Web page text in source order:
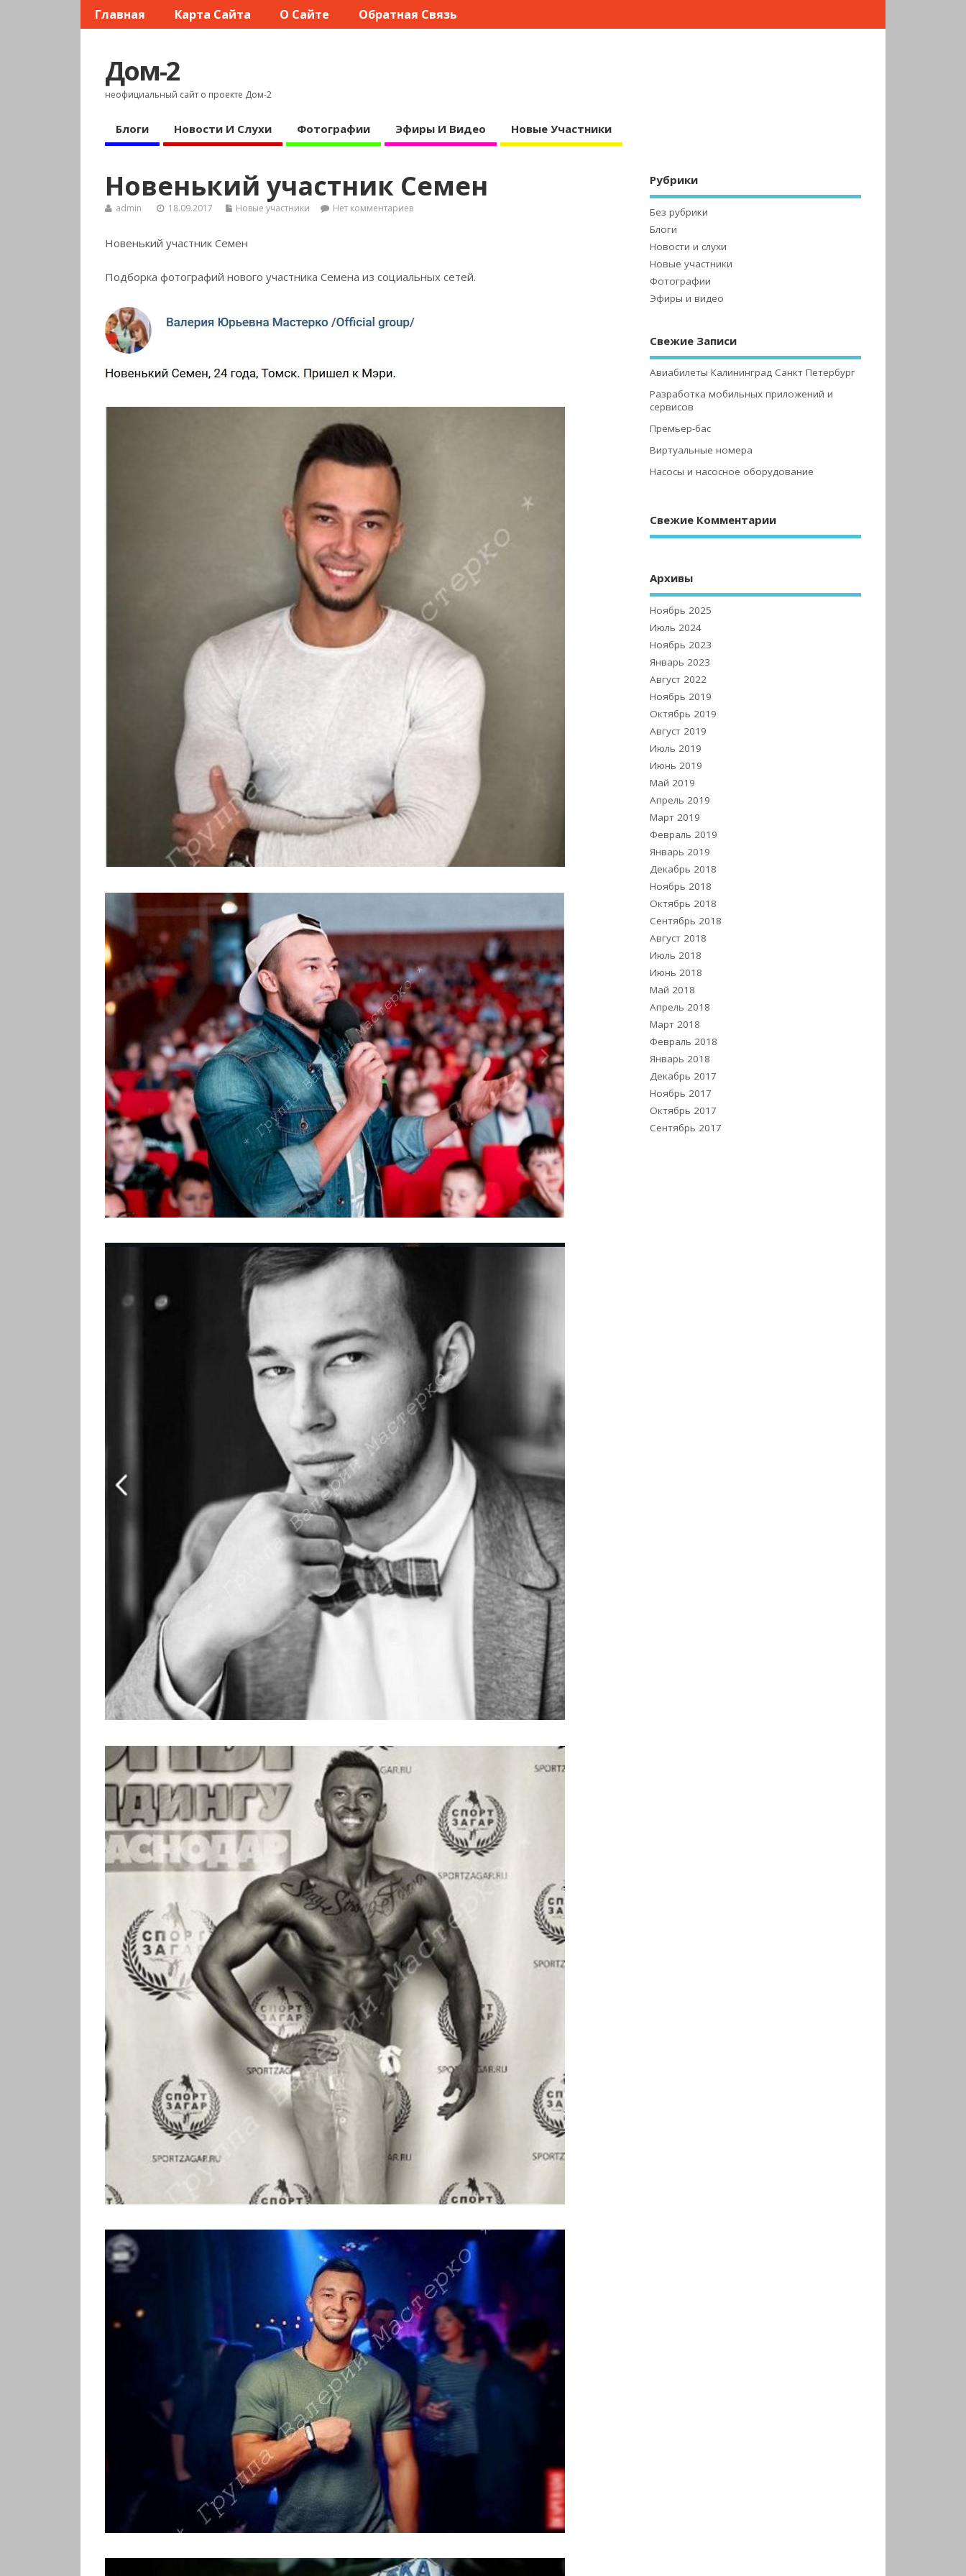
Главная Карта Сайта О Сайте Обратная Связь
Дом-2
неофициальный сайт о проекте Дом-2
Блоги Новости И Слухи Фотографии Эфиры И Видео Новые Участники
Новенький участник Семен
admin 18.09.2017 Новые участники Нет комментариев
Новенький участник Семен
Подборка фотографий нового участника Семена из социальных сетей.
Рубрики
Без рубрики
Блоги
Новости и слухи
Новые участники
Фотографии
Эфиры и видео
Свежие Записи
Авиабилеты Калининград Санкт Петербург
Разработка мобильных приложений и
сервисов
Премьер-бас
Виртуальные номера
Насосы и насосное оборудование
Свежие Комментарии
Архивы
Ноябрь 2025
Июль 2024
Ноябрь 2023
Январь 2023
Август 2022
Ноябрь 2019
Октябрь 2019
Август 2019
Июль 2019
Июнь 2019
Май 2019
Апрель 2019
Март 2019
Февраль 2019
Январь 2019
Декабрь 2018
Ноябрь 2018
Октябрь 2018
Сентябрь 2018
Август 2018
Июль 2018
Июнь 2018
Май 2018
Апрель 2018
Март 2018
Февраль 2018
Январь 2018
Декабрь 2017
Ноябрь 2017
Октябрь 2017
Сентябрь 2017